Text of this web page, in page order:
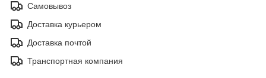
Самовывоз
Доставка курьером
Доставка почтой
Транспортная компания